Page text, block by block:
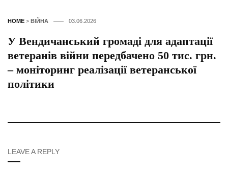
HOME > ВІЙНА 03.06.2026
У Вендичанський громаді для адаптації
ветеранів війни передбачено 50 тис. грн.
– моніторинг реалізації ветеранської
політики
LEAVE A REPLY